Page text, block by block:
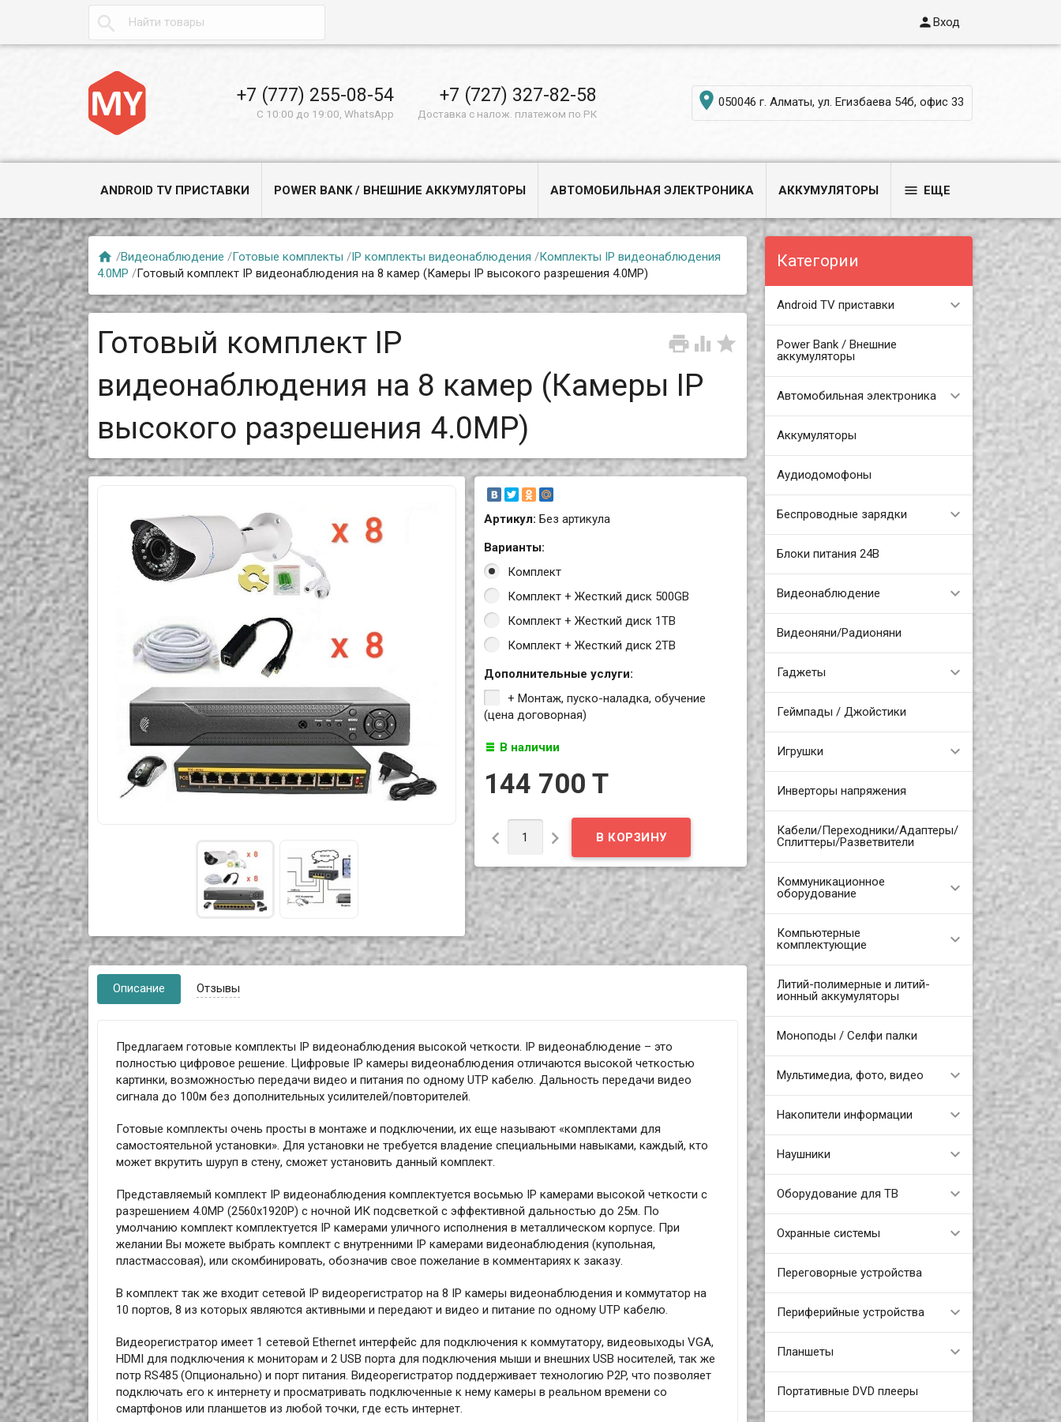
 Вход
+7 (777) 255-08-54
С 10:00 до 19:00, WhatsApp
+7 (727) 327-82-58
Доставка с налож. платежом по РК
 050046 г. Алматы, ул. Егизбаева 54б, офис 33
ANDROID TV ПРИСТАВКИ POWER BANK / ВНЕШНИЕ АККУМУЛЯТОРЫ АВТОМОБИЛЬНАЯ ЭЛЕКТРОНИКА АККУМУЛЯТОРЫ  ЕЩЕ
Категории
Android TV приставки
Power Bank / Внешние
аккумуляторы
Автомобильная электроника
Аккумуляторы
Аудиодомофоны
Беспроводные зарядки
Блоки питания 24В
Видеонаблюдение
Видеоняни/Радионяни
Гаджеты
Геймпады / Джойстики
Игрушки
Инверторы напряжения
Кабели/Переходники/Адаптеры/
Сплиттеры/Разветвители
Коммуникационное
оборудование
Компьютерные
комплектующие
Литий-полимерные и литий-
ионный аккумуляторы
Моноподы / Селфи палки
Мультимедиа, фото, видео
Накопители информации
Наушники
Оборудование для ТВ
Охранные системы
Переговорные устройства
Периферийные устройства
Планшеты
Портативные DVD плееры
 /Видеонаблюдение /Готовые комплекты /IP комплекты видеонаблюдения /Комплекты IP видеонаблюдения
4.0MP /Готовый комплект IP видеонаблюдения на 8 камер (Камеры IP высокого разрешения 4.0MP)
  
Готовый комплект IP
видеонаблюдения на 8 камер (Камеры IP
высокого разрешения 4.0MP)
Артикул: Без артикула
Варианты:
Комплект
Комплект + Жесткий диск 500GB
Комплект + Жесткий диск 1TB
Комплект + Жесткий диск 2TB
Дополнительные услуги:
+ Монтаж, пуско-наладка, обучение
(цена договорная)
В наличии
144 700 T
 
Описание Отзывы
Предлагаем готовые комплекты IP видеонаблюдения высокой четкости. IP видеонаблюдение – это
полностью цифровое решение. Цифровые IP камеры видеонаблюдения отличаются высокой четкостью
картинки, возможностью передачи видео и питания по одному UTP кабелю. Дальность передачи видео
сигнала до 100м без дополнительных усилителей/повторителей.
Готовые комплекты очень просты в монтаже и подключении, их еще называют «комплектами для
самостоятельной установки». Для установки не требуется владение специальными навыками, каждый, кто
может вкрутить шуруп в стену, сможет установить данный комплект.
Представляемый комплект IP видеонаблюдения комплектуется восьмью IP камерами высокой четкости с
разрешением 4.0MP (2560x1920P) с ночной ИК подсветкой с эффективной дальностью до 25м. По
умолчанию комплект комплектуется IP камерами уличного исполнения в металлическом корпусе. При
желании Вы можете выбрать комплект с внутренними IP камерами видеонаблюдения (купольная,
пластмассовая), или скомбинировать, обозначив свое пожелание в комментариях к заказу.
В комплект так же входит сетевой IP видеорегистратор на 8 IP камеры видеонаблюдения и коммутатор на
10 портов, 8 из которых являются активными и передают и видео и питание по одному UTP кабелю.
Видеорегистратор имеет 1 сетевой Ethernet интерфейс для подключения к коммутатору, видеовыходы VGA,
HDMI для подключения к мониторам и 2 USB порта для подключения мыши и внешних USB носителей, так же
потр RS485 (Опционально) и порт питания. Видеорегистратор поддерживает технологию P2P, что позволяет
подключать его к интернету и просматривать подключенные к нему камеры в реальном времени со
смартфонов или планшетов из любой точки, где есть интернет.